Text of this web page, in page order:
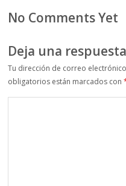
No Comments Yet
Deja una respuesta
Tu dirección de correo
obligatorios están marcados con